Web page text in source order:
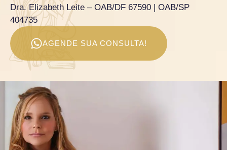
Dra. Elizabeth Leite – OAB/DF 67590 | OAB/SP
404735
AGENDE SUA CONSULTA!